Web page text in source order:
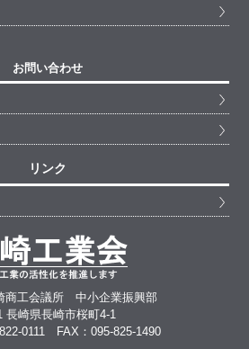
お問い合わせ
リンク
商工会議所 中小企業振興部
長崎県長崎市桜町4-1
0111 FAX：095-825-1490